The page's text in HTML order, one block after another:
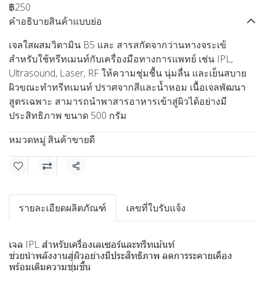
฿250
คำอธิบายสินค้าแบบย่อ
เจลใสผสมวิตามิน B5 และ สารสกัดจากว่านหางจระเข้
สำหรับใช้ทรีทเมนท์กับเครื่องมือทางการแพทย์ เช่น IPL,
Ultrasound, Laser, RF ให้ความชุ่มชื้น นุ่มลื่น และเย็นสบาย
ผิวขณะทำทรีทเมนท์ ปราศจากสีและน้ำหอม เนื้อเจลพัฒนา
สูตรเฉพาะ สามารถนำพาสารอาหารเข้าสู่ผิวได้อย่างมี
ประสิทธิภาพ ขนาด 500 กรัม
หมวดหมู่:สินค้าขายดี
แชร์
รายละเอียดผลิตภัณฑ์ เลขที่ใบรับแจ้ง
เจล IPL สำหรับเครื่องเลเซอร์และทรีทเม้นท์
ช่วยนำพลังงานสู่ผิวอย่างมีประสิทธิภาพ ลดการระคายเคือง
พร้อมเติมความชุ่มชื้น